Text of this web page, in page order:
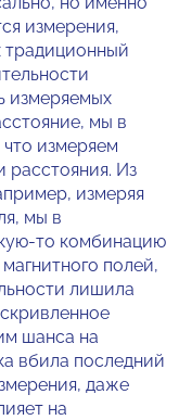
измерения,
традиционный
измеряемых
мы в
измеряем
расстояния. Из
измеряя
мы в
то комбинацию
полей,
лишила
шанса на
вбила последний
даже
на